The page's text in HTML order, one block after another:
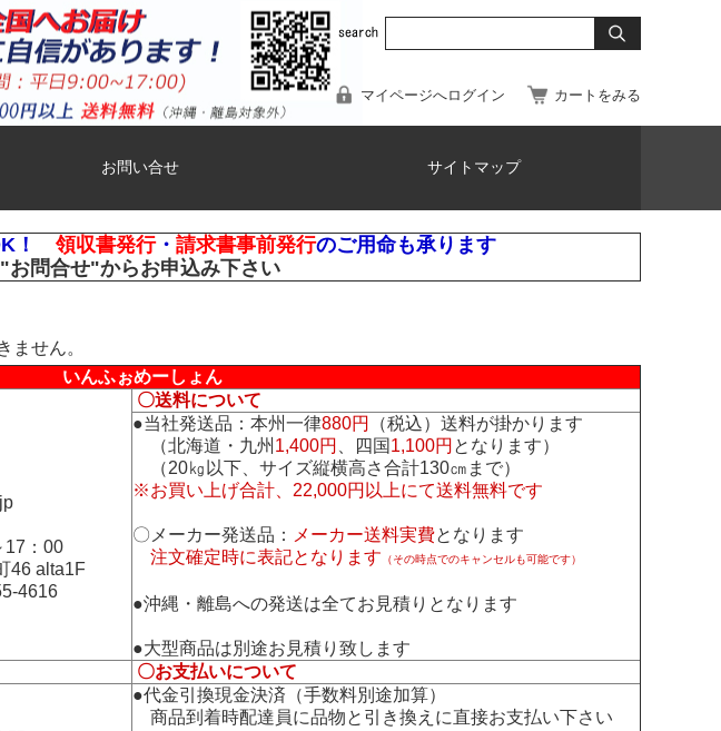
マイページへログイン カートをみる
お問い合せ サイトマップ
！ 領収書発行・ 請求書事前発行のご用命も承ります
"お問合せ"からお申込み下さい
ません。
いんふぉめーしょん
17：00
46 alta1F
4616
〇送料について
●当社発送品：本州一律880円
（税込）送料が掛かります
（北海道・九州 1,400円 、四国 1,100円 となります）
（20㎏以下、サイズ縦横高さ合計130㎝まで）
※お買い上げ合計、22,000円以上にて送料無料です
〇メーカー発送品： メーカー送料実費となります
注文確定時に表記となります （その時点でのキャンセルも可能です）
●沖縄・離島への発送は全てお見積りとなります
●大型商品は別途お見積り致します
〇お支払いについて
●代金引換現金決済（手数料別途加算）
商品到着時配達員に品物と引き換えに直接お支払い下さい